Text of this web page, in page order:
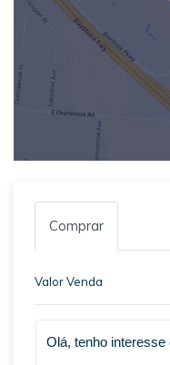
Comprar
Valor Venda